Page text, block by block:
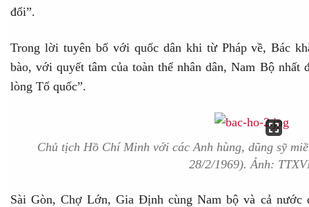
đổi”.
Trong lời tuyên bố với quốc dân khi từ Pháp về, Bác
bào, với quyết tâm của toàn thể nhân dân, Nam Bộ
lòng Tổ quốc”.
Chủ tịch Hồ Chí Minh với các Anh hùng, dũng sỹ
28/2/1969). Ảnh:
Sài Gòn, Chợ Lớn, Gia Định cùng Nam bộ và cả nước